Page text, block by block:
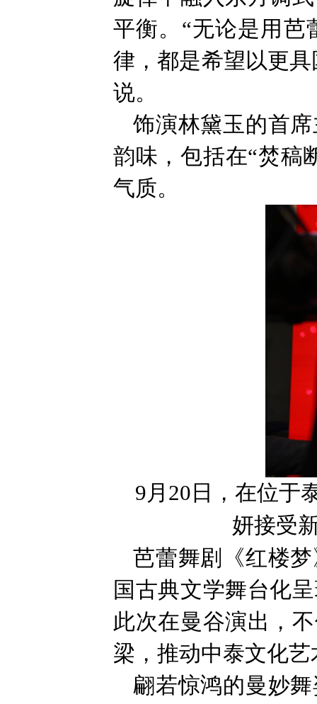
平衡。“无论是用芭
律，都是希望以更
说。
饰演林黛玉的首
韵味，包括在“焚稿
气质。
9月20日，在位于
妍接受
芭蕾舞剧《红楼
国古典文学舞台化
此次在曼谷演出，
梁，推动中泰文化
翩若惊鸿的曼妙